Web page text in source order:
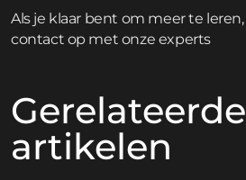
Als je klaar bent om meer te leren,
contact op met onze experts
Gerelateerde
artikelen